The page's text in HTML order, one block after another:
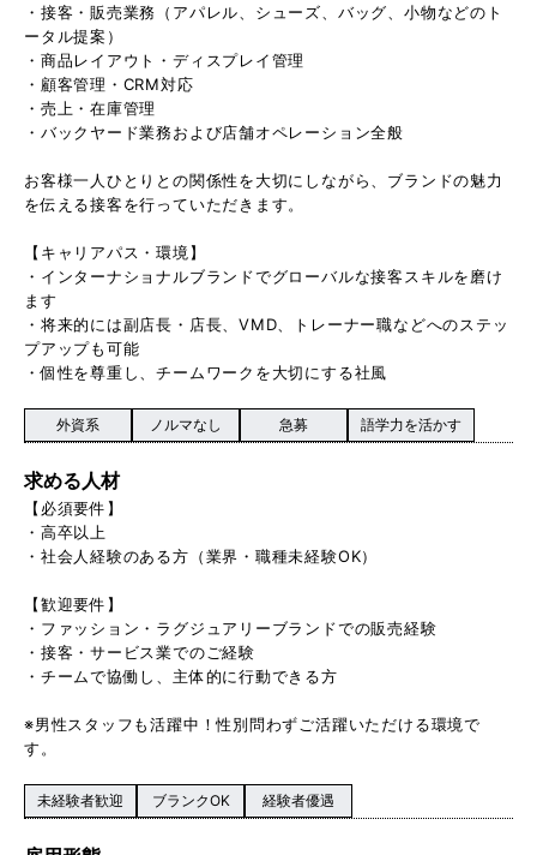
・接客・販売業務（アパレル、シューズ、バッグ、小物などのト
ータル提案）
・商品レイアウト・ディスプレイ管理
・顧客管理・CRM対応
・売上・在庫管理
・バックヤード業務および店舗オペレーション全般
お客様一人ひとりとの関係性を大切にしながら、ブランドの魅力
を伝える接客を行っていただきます。
【キャリアパス・環境】
・インターナショナルブランドでグローバルな接客スキルを磨け
ます
・将来的には副店長・店長、VMD、トレーナー職などへのステッ
プアップも可能
・個性を尊重し、チームワークを大切にする社風
外資系 ノルマなし 急募 語学力を活かす
求める人材
【必須要件】
・高卒以上
・社会人経験のある方（業界・職種未経験OK）
【歓迎要件】
・ファッション・ラグジュアリーブランドでの販売経験
・接客・サービス業でのご経験
・チームで協働し、主体的に行動できる方
※男性スタッフも活躍中！性別問わずご活躍いただける環境で
す。
未経験者歓迎 ブランクOK 経験者優遇